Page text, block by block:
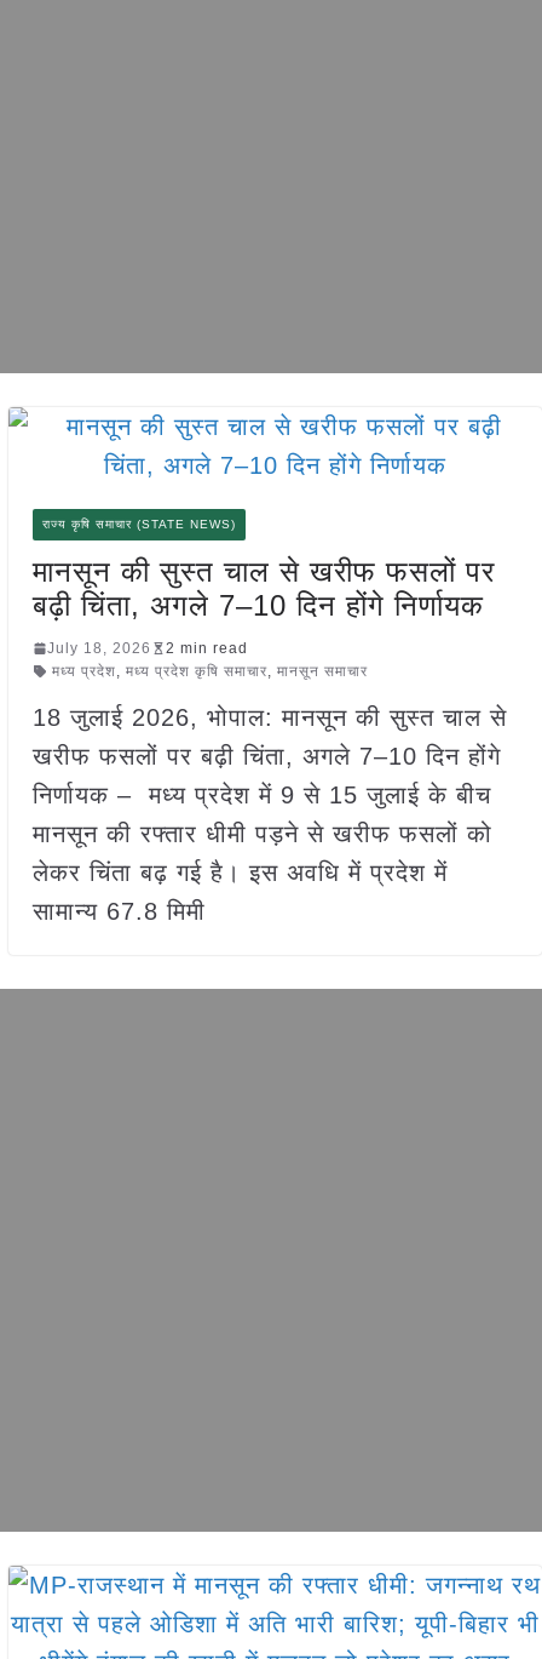
राज्य कृषि समाचार (STATE NEWS)
मानसून की सुस्त चाल से खरीफ फसलों पर
बढ़ी चिंता, अगले 7–10 दिन होंगे निर्णायक
July 18, 2026
2 min read
मध्य प्रदेश, मध्य प्रदेश कृषि समाचार, मानसून समाचार
18 जुलाई 2026, भोपाल: मानसून की सुस्त चाल से
खरीफ फसलों पर बढ़ी चिंता, अगले 7–10 दिन होंगे
निर्णायक – मध्य प्रदेश में 9 से 15 जुलाई के बीच
मानसून की रफ्तार धीमी पड़ने से खरीफ फसलों को
लेकर चिंता बढ़ गई है। इस अवधि में प्रदेश में
सामान्य 67.8 मिमी